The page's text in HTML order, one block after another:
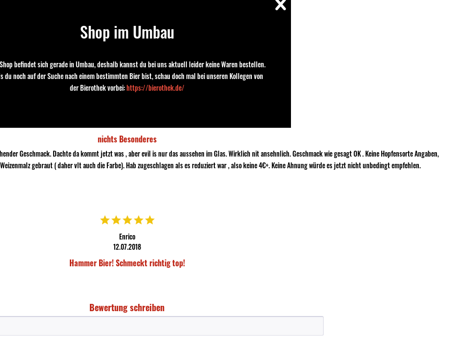
Sehr leckeres Bier
Toller Geruch, wunderbarer Geschmack. Auch schön bitter
nichts Besonderes
Geschmack. Dachte da kommt jetzt was , aber evil is nur das aussehen im Glas. Wirklich nit ansehnlich. Geschmack wie gesagt OK . Keine Hopfensorte Angaben,
gebraut ( daher vlt auch die Farbe). Hab zugeschlagen als es reduziert war , also keine 4€+. Keine Ahnung würde es jetzt nicht unbedingt empfehlen.
Enrico
12.07.2018
Hammer Bier! Schmeckt richtig top!
Bewertung schreiben
Shop im Umbau
befindet sich gerade in Umbau, deshalb kannst du bei uns aktuell leider keine Waren bestellen.
du noch auf der Suche nach einem bestimmten Bier bist, schau doch mal bei unseren Kollegen von
der Bierothek vorbei:https://bierothek.de/